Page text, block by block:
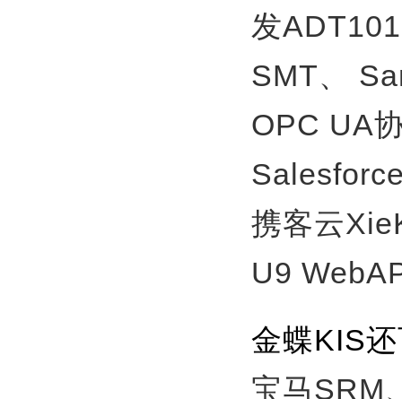
发
SMT、
OPC UA
携客云
U9
金蝶KIS
宝马SRM